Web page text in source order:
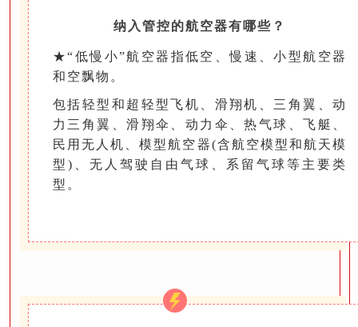
纳入管控的航空器有哪些？
★“低慢小”航空器指低空、慢速、小型航空器
和空飘物。
包括轻型和超轻型飞机、滑翔机、三角翼、动
力三角翼、滑翔伞、动力伞、热气球、飞艇、
民用无人机、模型航空器(含航空模型和航天模
型)、无人驾驶自由气球、系留气球等主要类
型。